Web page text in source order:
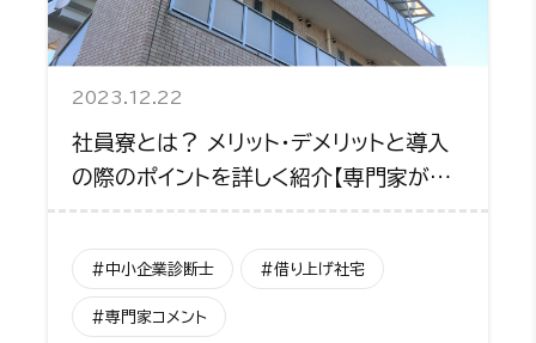
2023.12.22
社員寮とは？ メリット・デメリットと導入
の際のポイントを詳しく紹介【専門家がコ
メント】
#中小企業診断士 #借り上げ社宅
#専門家コメント